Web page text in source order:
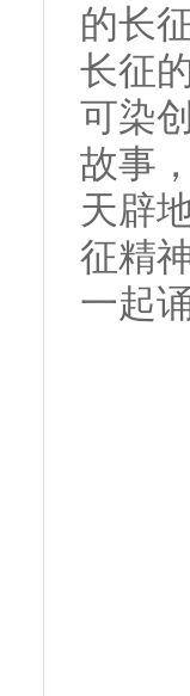
的长
长征
可染
故事
天辟
征精
一起